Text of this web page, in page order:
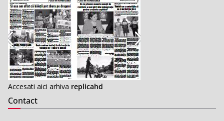
Accesati aici arhiva replicahd
Contact